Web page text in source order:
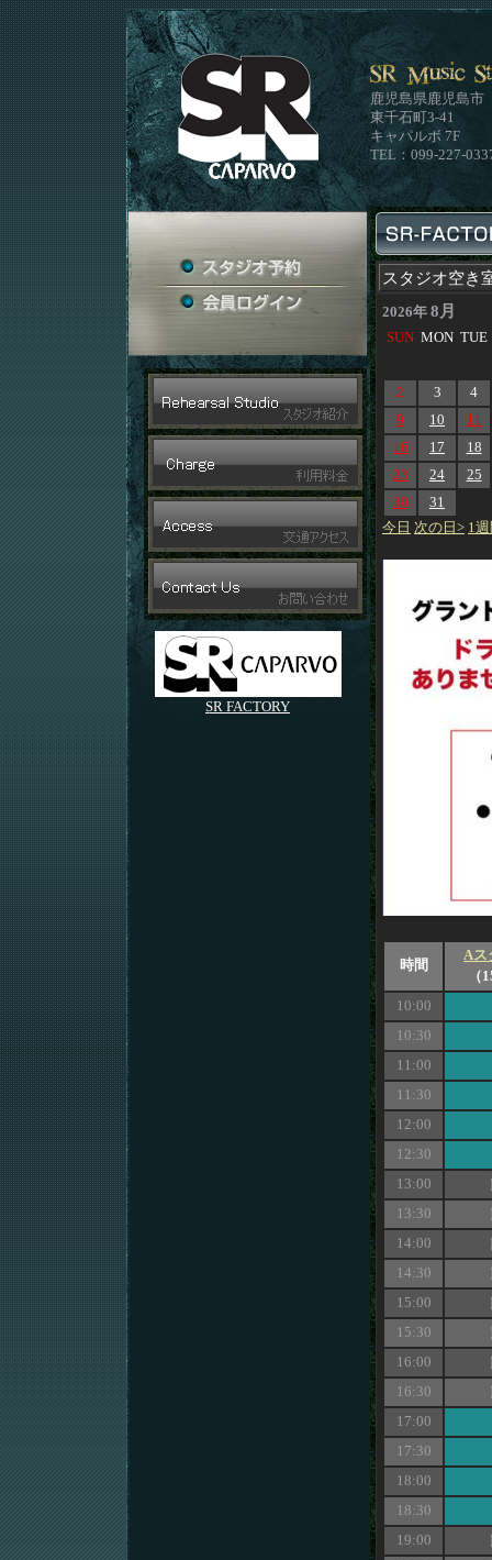
SR FACTORY
鹿児島県鹿児島市
東千石町3-41
キャパルボ 7F
TEL：099-227-
スタジオ空き
2026年 8月
SUN MON TUE
2 3
4
9
10
11
16
17
18
23
24
25
30
31
今日 次の日> 1
時間
Aス
（
10:00
10:30
11:00
11:30
12:00
12:30
13:00
13:30
14:00
14:30
15:00
15:30
16:00
16:30
17:00
17:30
18:00
18:30
19:00